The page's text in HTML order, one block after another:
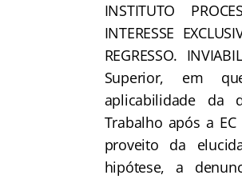
INSTITUTO
INTERESSE
REGRESSO.
Superior, em
aplicabilidade da
Trabalho após a
proveito da
hipótese, a